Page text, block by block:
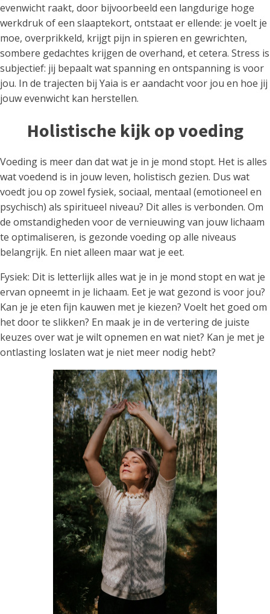
evenwicht raakt, door bijvoorbeeld een langdurige hoge
werkdruk of een slaaptekort, ontstaat er ellende: je voelt je
moe, overprikkeld, krijgt pijn in spieren en gewrichten,
sombere gedachtes krijgen de overhand, et cetera. Stress is
subjectief: jij bepaalt wat spanning en ontspanning is voor
jou. In de trajecten bij Yaia is er aandacht voor jou en hoe jij
jouw evenwicht kan herstellen.
Holistische kijk op voeding
Voeding is meer dan dat wat je in je mond stopt. Het is alles
wat voedend is in jouw leven, holistisch gezien. Dus wat
voedt jou op zowel fysiek, sociaal, mentaal (emotioneel en
psychisch) als spiritueel niveau? Dit alles is verbonden. Om
de omstandigheden voor de vernieuwing van jouw lichaam
te optimaliseren, is gezonde voeding op alle niveaus
belangrijk. En niet alleen maar wat je eet.
Fysiek: Dit is letterlijk alles wat je in je mond stopt en wat je
ervan opneemt in je lichaam. Eet je wat gezond is voor jou?
Kan je je eten fijn kauwen met je kiezen? Voelt het goed om
het door te slikken? En maak je in de vertering de juiste
keuzes over wat je wilt opnemen en wat niet? Kan je met je
ontlasting loslaten wat je niet meer nodig hebt?